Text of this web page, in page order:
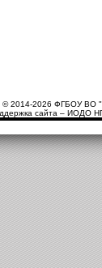
© 2014-2026 ФГБОУ ВО
сайта – ИОДО